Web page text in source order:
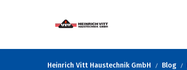
Heinrich Vitt Haustechnik GmbH Blog